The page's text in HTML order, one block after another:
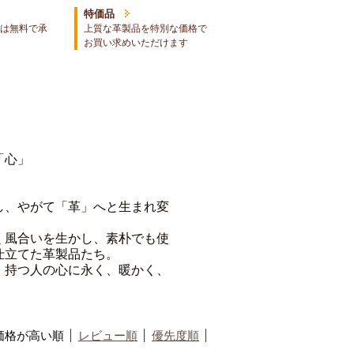
無料で承
特価品
上質な革製品を特別な価格で
お買い求めいただけます
」
やがて「革」へと生まれ変
合いを生かし、素朴でも使
てた革製品たち。
つ人の心に永く、暖かく、
格が高い順 レビュー順 優先度順